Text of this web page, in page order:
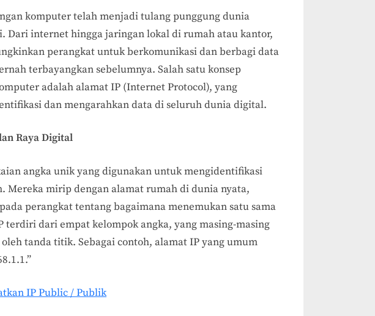
komputer telah menjadi tulang punggung dunia
Dari internet hingga jaringan lokal di rumah atau kantor,
perangkat untuk berkomunikasi dan berbagi data
terbayangkan sebelumnya. Salah satu konsep
adalah alamat IP (Internet Protocol), yang
dan mengarahkan data di seluruh dunia digital.
Raya Digital
angka unik yang digunakan untuk mengidentifikasi
Mereka mirip dengan alamat rumah di dunia nyata,
perangkat tentang bagaimana menemukan satu sama
dari empat kelompok angka, yang masing-masing
tanda titik. Sebagai contoh, alamat IP yang umum
IP Public / Publik